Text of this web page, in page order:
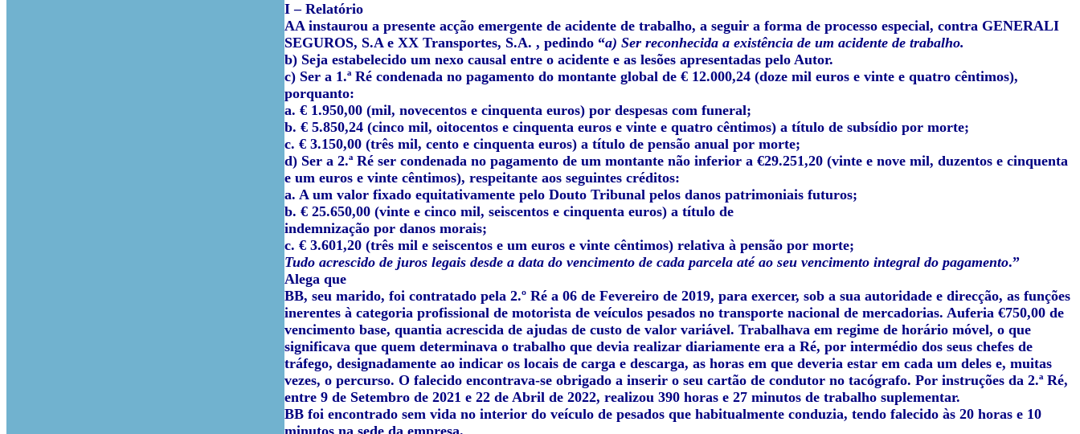
I – Relatório
AAinstaurou a presente acção emergente de acidente de trabalho, a seguir a forma de processo especial, contra GENERALI
SEGUROS, S.Ae XX Transportes, S.A. , pedindo “a) Ser reconhecida a existência de um acidente de trabalho.
b) Seja estabelecido um nexo causal entre o acidente e as lesões apresentadas pelo Autor.
c) Ser a 1.ª Ré condenada no pagamento do montante global de € 12.000,24 (doze mil euros e vinte e quatro cêntimos),
porquanto:
a. € 1.950,00 (mil, novecentos e cinquenta euros) por despesas com funeral;
b. € 5.850,24 (cinco mil, oitocentos e cinquenta euros e vinte e quatro cêntimos) a título de subsídio por morte;
c. € 3.150,00 (três mil, cento e cinquenta euros) a título de pensão anual por morte;
d) Ser a 2.ª Ré ser condenada no pagamento de um montante não inferior a €29.251,20 (vinte e nove mil, duzentos e cinquenta
e um euros e vinte cêntimos), respeitante aos seguintes créditos:
a. A um valor fixado equitativamente pelo Douto Tribunal pelos danos patrimoniais futuros;
b. € 25.650,00 (vinte e cinco mil, seiscentos e cinquenta euros) a título de
indemnização por danos morais;
c. € 3.601,20 (três mil e seiscentos e um euros e vinte cêntimos) relativa à pensão por morte;
Tudo acrescido de juros legais desde a data do vencimento de cada parcela até ao seu vencimento integral do pagamento.”
Alega que
BB, seu marido, foi contratado pela 2.º Ré a 06 de Fevereiro de 2019, para exercer, sob a sua autoridade e direcção, as funções
inerentes à categoria profissional de motorista de veículos pesados no transporte nacional de mercadorias. Auferia €750,00 de
vencimento base, quantia acrescida de ajudas de custo de valor variável. Trabalhava em regime de horário móvel, o que
significava que quem determinava o trabalho que devia realizar diariamente era a Ré, por intermédio dos seus chefes de
tráfego, designadamente ao indicar os locais de carga e descarga, as horas em que deveria estar em cada um deles e, muitas
vezes, o percurso. O falecido encontrava-se obrigado a inserir o seu cartão de condutor no tacógrafo. Por instruções da 2.ª Ré,
entre 9 de Setembro de 2021 e 22 de Abril de 2022, realizou 390 horas e 27 minutos de trabalho suplementar.
BB foi encontrado sem vida no interior do veículo de pesados que habitualmente conduzia, tendo falecido às 20 horas e 10
minutos na sede da empresa.